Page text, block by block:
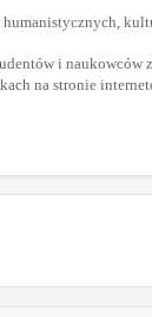
i naukowców
na stronie